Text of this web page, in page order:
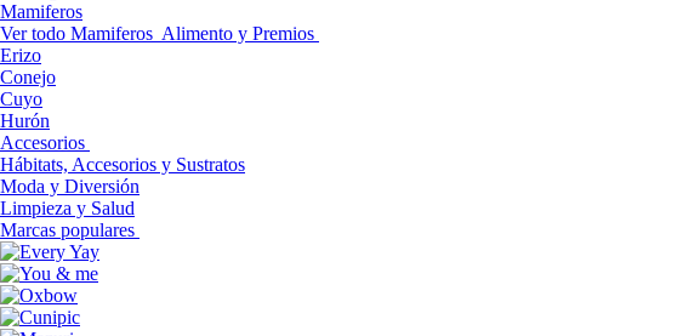
Mamiferos
Ver todo Mamiferos Alimento y Premios
Erizo
Conejo
Cuyo
Hurón
Accesorios
Hábitats, Accesorios y Sustratos
Moda y Diversión
Limpieza y Salud
Marcas populares